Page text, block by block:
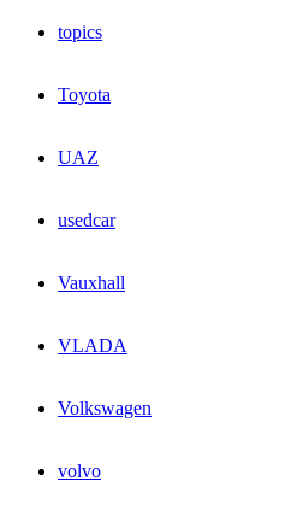
topics
Toyota
UAZ
usedcar
Vauxhall
VLADA
Volkswagen
volvo